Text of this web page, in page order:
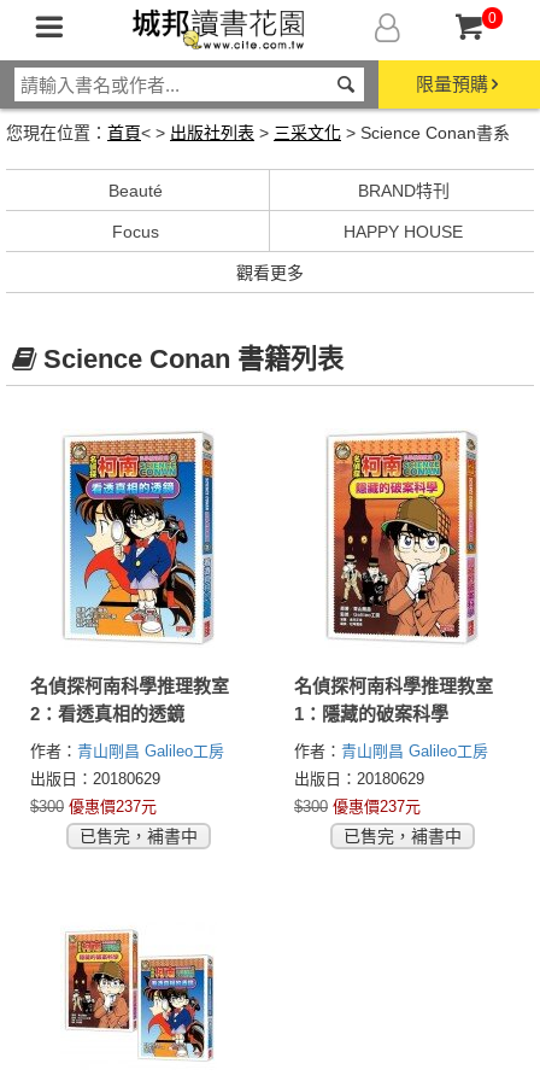
0
限量預購
您現在位置： 首頁< > 出版社列表 > 三采文化 > Science Conan書系
Beauté BRAND特刊
Focus HAPPY HOUSE
觀看更多
Science Conan 書籍列表
名偵探柯南科學推理教室
2：看透真相的透鏡
作者： 青山剛昌 Galileo工房
出版日：20180629
$300 優惠價237元
已售完，補書中
名偵探柯南科學推理教室
1：隱藏的破案科學
作者： 青山剛昌 Galileo工房
出版日：20180629
$300 優惠價237元
已售完，補書中